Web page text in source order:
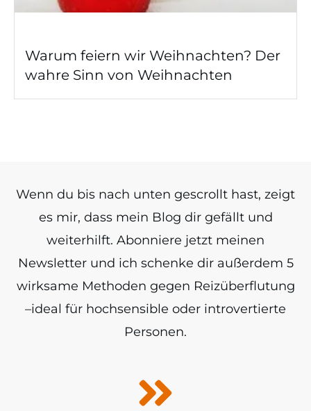
Warum feiern wir Weihnachten? Der
wahre Sinn von Weihnachten
Wenn du bis nach unten gescrollt hast, zeigt
es mir, dass mein Blog dir gefällt und
weiterhilft. Abonniere jetzt meinen
Newsletter und ich schenke dir außerdem 5
wirksame Methoden gegen Reizüberflutung
–ideal für hochsensible oder introvertierte
Personen.